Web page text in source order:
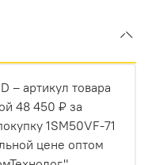
– артикул товара
48 450 ₽ за
1SM50VF-71
цене оптом